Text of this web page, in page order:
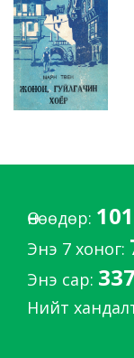
Өнөөдөр:
Энэ 7 хоног:
Энэ сар:
Нийт